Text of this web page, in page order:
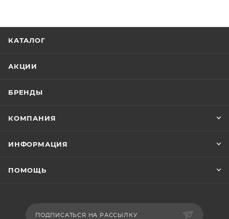
КАТАЛОГ
АКЦИИ
БРЕНДЫ
КОМПАНИЯ
ИНФОРМАЦИЯ
ПОМОЩЬ
ПОДПИСАТЬСЯ НА РАССЫЛКУ